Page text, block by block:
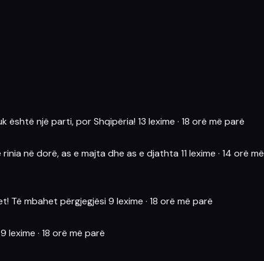
është një parti, por Shqipëria! 13 lexime · 18 orë më parë
në dorë, as e majta dhe as e djathta 11 lexime · 14 orë më
Të mbahet përgjegjësi 9 lexime · 18 orë më parë
9 lexime · 18 orë më parë